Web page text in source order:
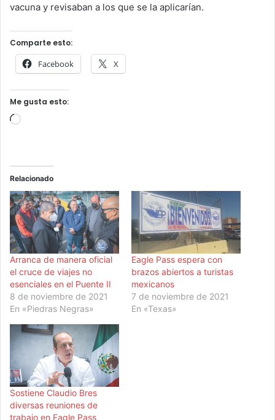
vacuna y revisaban a los que se la aplicarían.
Comparte esto:
Facebook X
Me gusta esto:
Cargando...
Relacionado
Arranca de manera oficial
el cruce de viajes no
esenciales en el Puente II
8 de noviembre de 2021
En «Piedras Negras»
Eagle Pass espera con
brazos abiertos a turistas
mexicanos
7 de noviembre de 2021
En «Texas»
Sostiene Claudio Bres
diversas reuniones de
trabajo en Eagle Pass